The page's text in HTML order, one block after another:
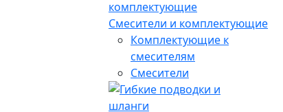
Смесители и комплектующие
Комплектующие к
смесителям
Смесители